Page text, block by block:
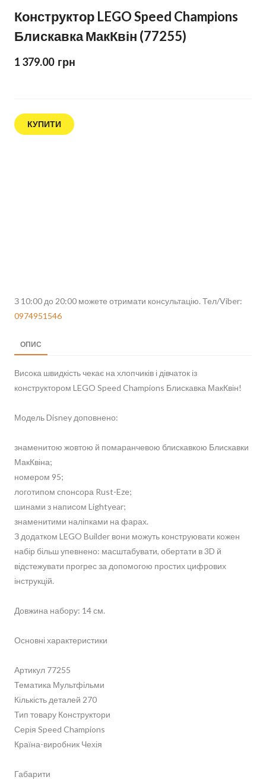
Конструктор LEGO Speed Champions
Блискавка МакКвін (77255)
1 379.00  грн
КУПИТИ
З 10:00 до 20:00 можете отримати консультацію. Тел/Viber:
0974951546
ОПИС
Висока швидкість чекає на хлопчиків і дівчаток із
конструктором LEGO Speed Champions Блискавка МакКвін!
Модель Disney доповнено:
знаменитою жовтою й помаранчевою блискавкою Блискавки
МакКвіна;
номером 95;
логотипом спонсора Rust-Eze;
шинами з написом Lightyear;
знаменитими наліпками на фарах.
З додатком LEGO Builder вони можуть конструювати кожен
набір більш упевнено: масштабувати, обертати в 3D й
відстежувати прогрес за допомогою простих цифрових
інструкцій.
Довжина набору: 14 см.
Основні характеристики
Артикул 77255
Тематика Мультфільми
Кількість деталей 270
Тип товару Конструктори
Серія Speed ​​Champions
Країна-виробник Чехія
Габарити